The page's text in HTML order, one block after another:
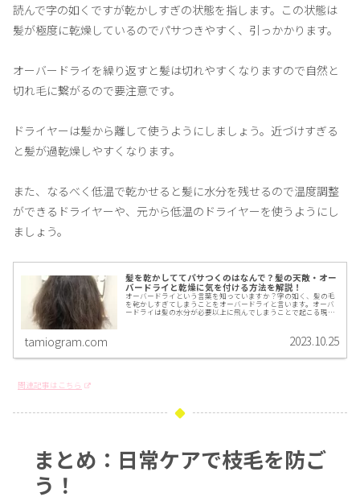
読んで字の如くですが乾かしすぎの状態を指します。この状態は
髪が極度に乾燥しているのでパサつきやすく、引っかかります。
オーバードライを繰り返すと髪は切れやすくなりますので自然と
切れ毛に繋がるので要注意です。
ドライヤーは髪から離して使うようにしましょう。近づけすぎる
と髪が過乾燥しやすくなります。
また、なるべく低温で乾かせると髪に水分を残せるので温度調整
ができるドライヤーや、元から低温のドライヤーを使うようにし
ましょう。
髪を乾かしててパサつくのはなんで？髪の天敵・オー
バードライと乾燥に気を付ける方法を解説！
オーバードライという言葉を知っていますか？字の如く、髪の毛
を乾かしすぎてしまうことをオーバードライと言います。オーバ
ードライは髪の水分が必要以上に飛んでしまうことで起こる現象
んなオーバードライを防ぐ方法を千葉県柏市で髪質改善美容師を
tamiogram.com 2023.10.25
関連記事はこちら
まとめ：日常ケアで枝毛を防ご
う！